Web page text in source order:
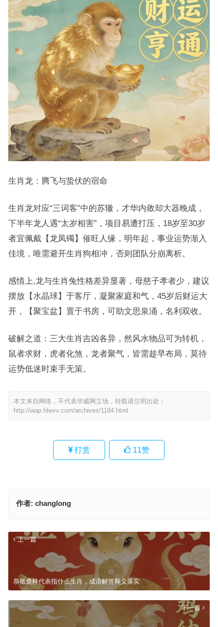
生肖龙：腾飞与蛰伏的宿命
生肖龙对应“三词客”中的苏辙，才华内敛却大器晚成，
下半年龙人遇“太岁相害”，项目易遭打压，18岁至30岁
者宜佩戴【龙凤镯】催旺人缘，明年起，事业运势渐入
佳境，唯需避开生肖狗相冲，否则团队分崩离析。
感情上,龙与生肖兔性格差异显著，母慈子孝者少，建议
摆放【水晶球】于客厅，凝聚家庭和气，45岁后财运大
开，【聚宝盆】置于书房，可助文思泉涌，名利双收。
破解之道：三大生肖吉凶各异，然风水物品可为转机，
鼠者求财，虎者化煞，龙者聚气，皆需趁早布局，莫待
运势低迷时束手无策。
本文来自网络，不代表华威网立场，转载请注明出处：
http://wap.hlwvv.com/archives/1184.html
打赏 11赞
作者: changlong
上一篇
恭敬桑梓代表指什么生肖，成语解答释义落实
下一篇